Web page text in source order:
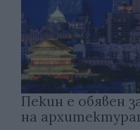
Пекин е обявен
на